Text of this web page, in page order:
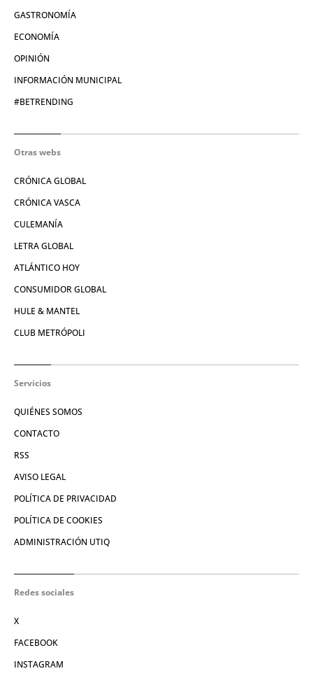
GASTRONOMÍA
ECONOMÍA
OPINIÓN
INFORMACIÓN MUNICIPAL
#BETRENDING
Otras webs
CRÓNICA GLOBAL
CRÓNICA VASCA
CULEMANÍA
LETRA GLOBAL
ATLÁNTICO HOY
CONSUMIDOR GLOBAL
HULE & MANTEL
CLUB METRÓPOLI
Servicios
QUIÉNES SOMOS
CONTACTO
RSS
AVISO LEGAL
POLÍTICA DE PRIVACIDAD
POLÍTICA DE COOKIES
ADMINISTRACIÓN UTIQ
Redes sociales
X
FACEBOOK
INSTAGRAM